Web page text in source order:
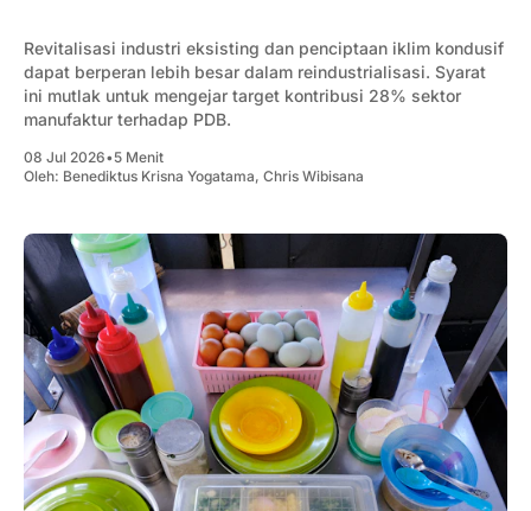
Revitalisasi industri eksisting dan penciptaan iklim kondusif
dapat berperan lebih besar dalam reindustrialisasi. Syarat
ini mutlak untuk mengejar target kontribusi 28% sektor
manufaktur terhadap PDB.
08 Jul 2026•5 Menit
Oleh: Benediktus Krisna Yogatama, Chris Wibisana